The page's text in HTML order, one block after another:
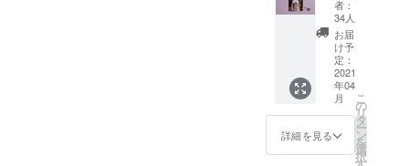
れる
『ゆか
りの』
をお送
りしま
す。 税
込み1
冊
1,100円
となり
者：
34人
お届
け予
定：
2021
年04
月
詳細を見る
こ
の
リ
タ
ー
ン
を
選
択